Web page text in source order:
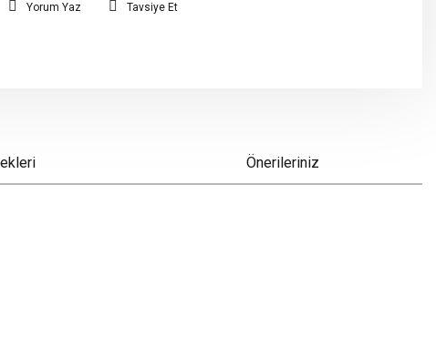
Yorum Yaz Tavsiye Et
Önerileriniz